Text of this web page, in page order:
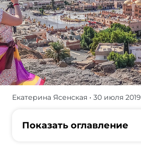
Североафриканская
Екатерина Ясенская • 30 июля 2019
Показать оглавление